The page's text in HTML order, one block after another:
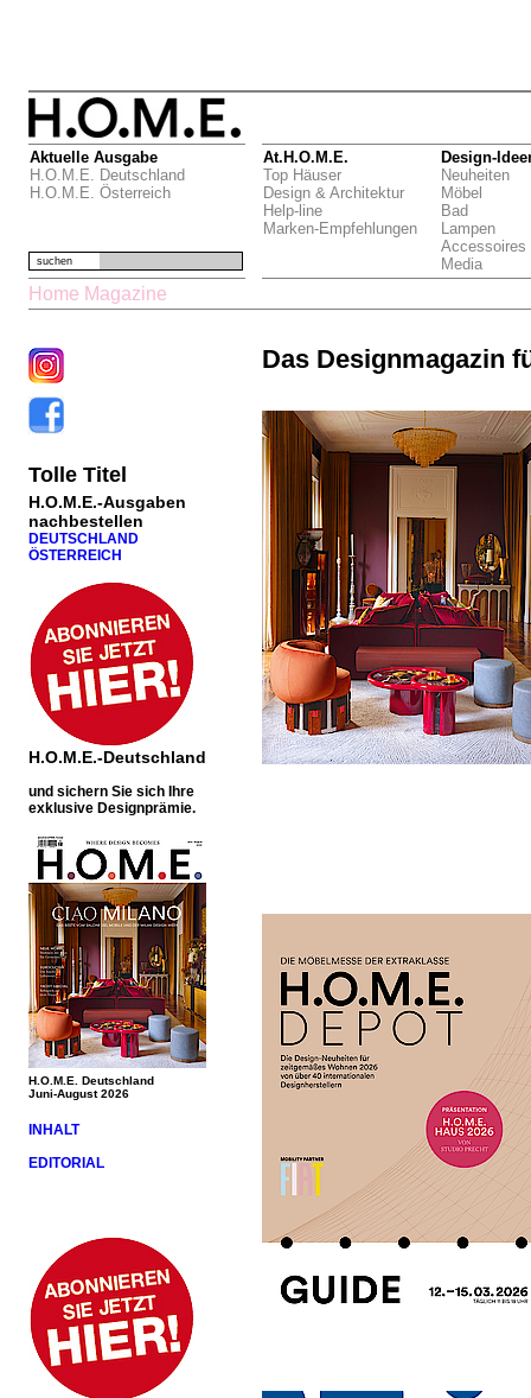
Aktuelle Ausgabe
H.O.M.E. Deutschland
H.O.M.E. Österreich
At.H.O.M.E.
Top Häuser
Design & Architektur
Help-line
Marken-Empfehlungen
Design-
Neuheiten
Möbel
Bad
Lampen
Accessoires
Media
suchen
Home Magazine
Tolle Titel
H.O.M.E.-Ausgaben
nachbestellen
DEUTSCHLAND
ÖSTERREICH
H.O.M.E.-Deutschland
und sichern Sie sich Ihre
exklusive Designprämie.
H.O.M.E. Deutschland
Juni-August 2026
INHALT
EDITORIAL
Das Designmagazin